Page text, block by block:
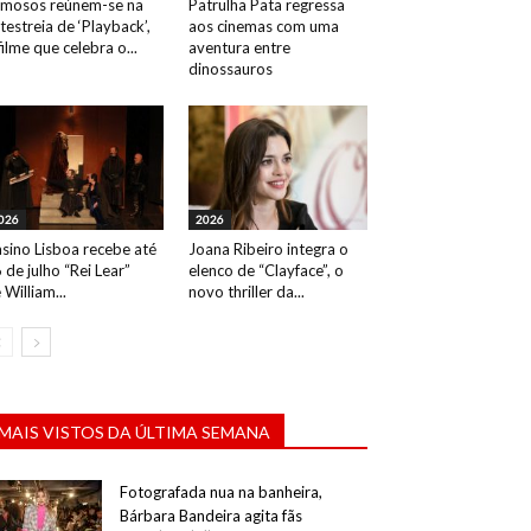
reúnem-se na
de ‘Playback’,
que celebra o...
Patrulha Pata regressa
aos cinemas com uma
aventura entre
dinossauros
Lisboa recebe até
de julho “Rei Lear”
William...
2026
Joana Ribeiro integra o
elenco de “Clayface”, o
novo thriller da...
VISTOS DA ÚLTIMA SEMANA
Fotografada nua na banheira,
Bárbara Bandeira agita fãs